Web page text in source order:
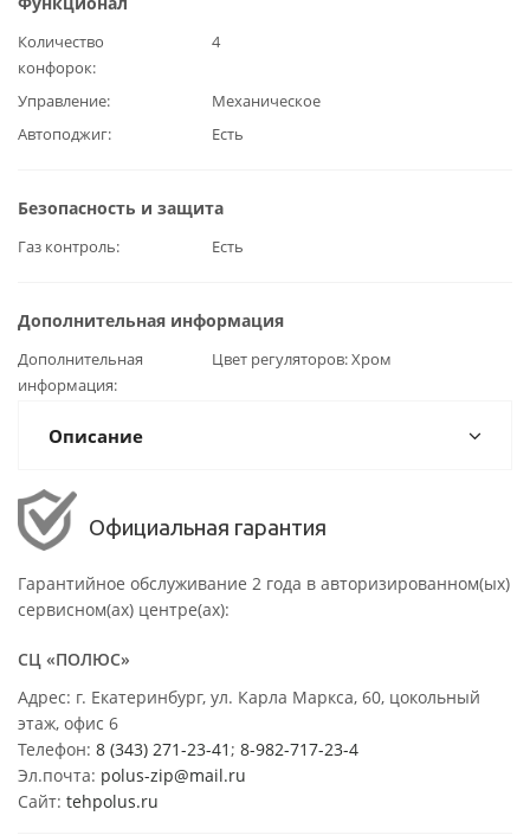
Количество
конфорок
4
Управление
Механическое
Автоподжиг
Есть
Безопасность и защита
Газ контроль Есть
Дополнительная информация
Дополнительная
информация
Цвет регуляторов: Хром
Описание
Официальная гарантия
Гарантийное обслуживание 2 года в авторизированном(ых)
сервисном(ах) центре(ах):
СЦ «ПОЛЮС»
Адрес: г. Екатеринбург, ул. Карла Маркса, 60, цокольный
этаж, офис 6
Телефон: 8 (343) 271-23-41 ; 8-982-717-23-4
Эл.почта: polus-zip@mail.ru
Сайт: tehpolus.ru